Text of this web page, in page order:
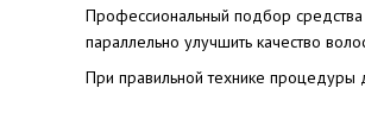
Профессиональный подбор средства
параллельно улучшить качество
При правильной технике процедуры